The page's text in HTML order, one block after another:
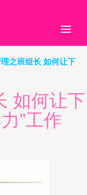
之班组长 如何让下
如何让下
”工作